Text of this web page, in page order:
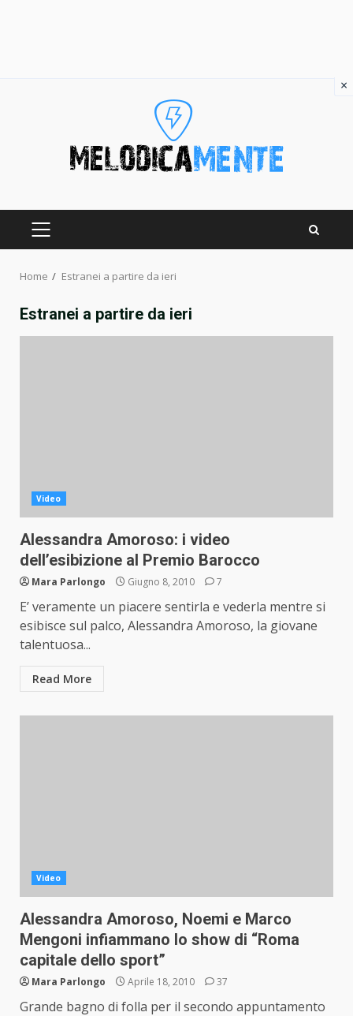
PRIMARY
Home Estranei a partire da ieri
Estranei a partire da ieri
Video
Alessandra Amoroso: i video
dell’esibizione al Premio Barocco
Mara Parlongo Giugno 8, 2010 7
E’ veramente un piacere sentirla e vederla mentre si
esibisce sul palco, Alessandra Amoroso, la giovane
talentuosa...
Read More
Video
Alessandra Amoroso, Noemi e Marco
Mengoni infiammano lo show di “Roma
capitale dello sport”
Mara Parlongo Aprile 18, 2010 37
Grande bagno di folla per il secondo appuntamento
×